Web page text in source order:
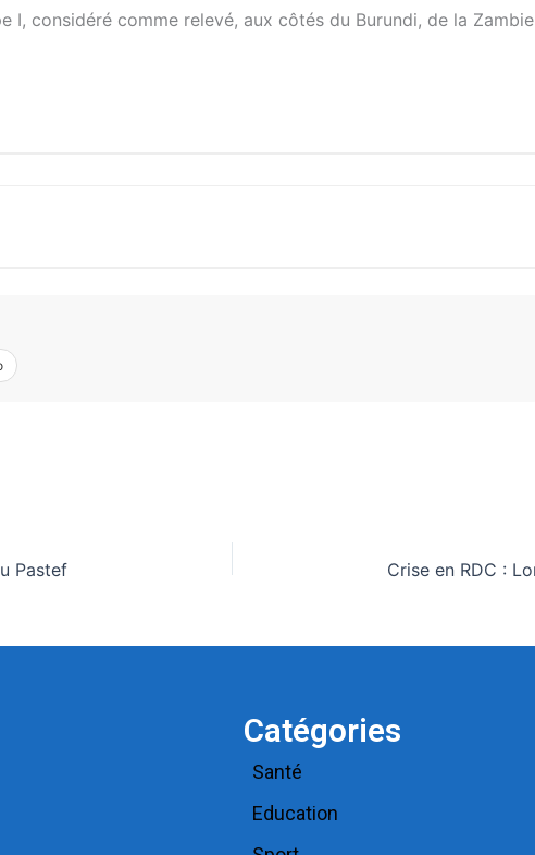
I, considéré comme relevé, aux côtés du Burundi, de la Zambie
Pastef
Catégories
Santé
Education